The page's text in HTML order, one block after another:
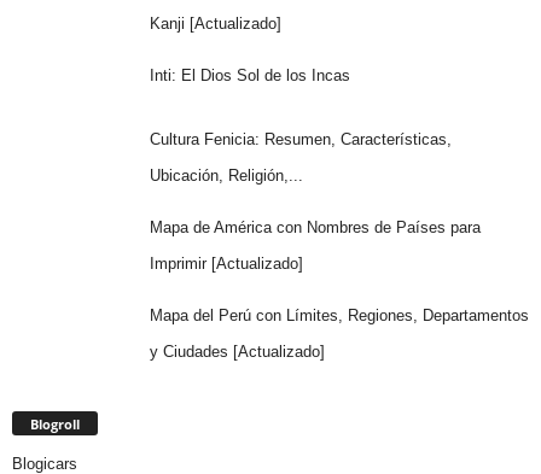
Kanji [Actualizado]
Inti: El Dios Sol de los Incas
Cultura Fenicia: Resumen, Características,
Ubicación, Religión,...
Mapa de América con Nombres de Países para
Imprimir [Actualizado]
Mapa del Perú con Límites, Regiones, Departamentos
y Ciudades [Actualizado]
Blogroll
Blogicars